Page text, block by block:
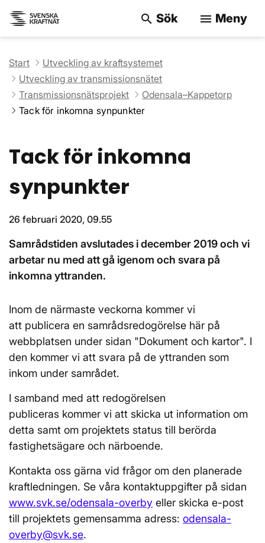
search Sök menu Meny
Start
Utveckling av kraftsystemet
Utveckling av transmissionsnätet
Transmissionsnätsprojekt
Odensala–Kappetorp
Tack för inkomna synpunkter
Tack för inkomna
synpunkter
26 februari 2020, 09.55
Samrådstiden avslutades i december 2019 och vi
arbetar nu med att gå igenom och svara på
inkomna yttranden.
Inom de närmaste veckorna kommer vi
att publicera en samrådsredogörelse här på
webbplatsen under sidan "Dokument och kartor". I
den kommer vi att svara på de yttranden som
inkom under samrådet.
I samband med att redogörelsen
publiceras kommer vi att skicka ut information om
detta samt om projektets status till berörda
fastighetsägare och närboende.
Kontakta oss gärna vid frågor om den planerade
kraftledningen. Se våra kontaktuppgifter på sidan
www.svk.se/odensala-overby eller skicka e-post
till projektets gemensamma adress: odensala-
overby@svk.se.